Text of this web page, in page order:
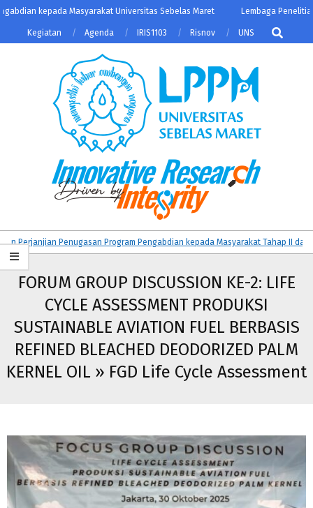
Skip
content
kepada Masyarakat Universitas Sebelas Maret Lembaga
Kegiatan Agenda IRIS1103 Risnov UNS
Search
LPPM
UNS
Primary
Navigation
Menu
Perjanjian Penugasan Program Pengabdian kepada Masyarakat Tahap II dan
FORUM GROUP DISCUSSION KE-2: LIFE
CYCLE ASSESSMENT PRODUKSI
SUSTAINABLE AVIATION FUEL BERBASIS
REFINED BLEACHED DEODORIZED PALM
KERNEL OIL » FGD Life Cycle Assessment